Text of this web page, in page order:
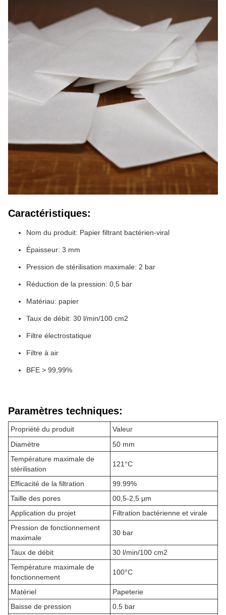
Caractéristiques:
Nom du produit: Papier filtrant bactérien-viral
Épaisseur: 3 mm
Pression de stérilisation maximale: 2 bar
Réduction de la pression: 0,5 bar
Matériau: papier
Taux de débit: 30 l/min/100 cm2
Filtre électrostatique
Filtre à air
BFE > 99,99%
Paramètres techniques:
Propriété du produit
Valeur
Diamètre
50 mm
Température maximale de
stérilisation
121°C
Efficacité de la filtration
99.99%
Taille des pores
00,5-2,5 μm
Application du projet
Filtration bactérienne et virale
Pression de fonctionnement
maximale
30 bar
Taux de débit
30 l/min/100 cm2
Température maximale de
fonctionnement
100°C
Matériel
Papeterie
Baisse de pression
0.5 bar